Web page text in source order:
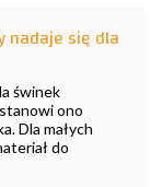
nadaje się dla
świnek
ono
Dla małych
do